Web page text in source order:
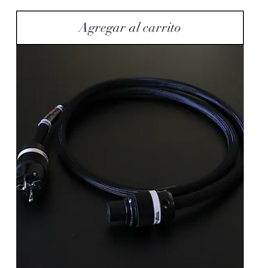
Agregar al carrito